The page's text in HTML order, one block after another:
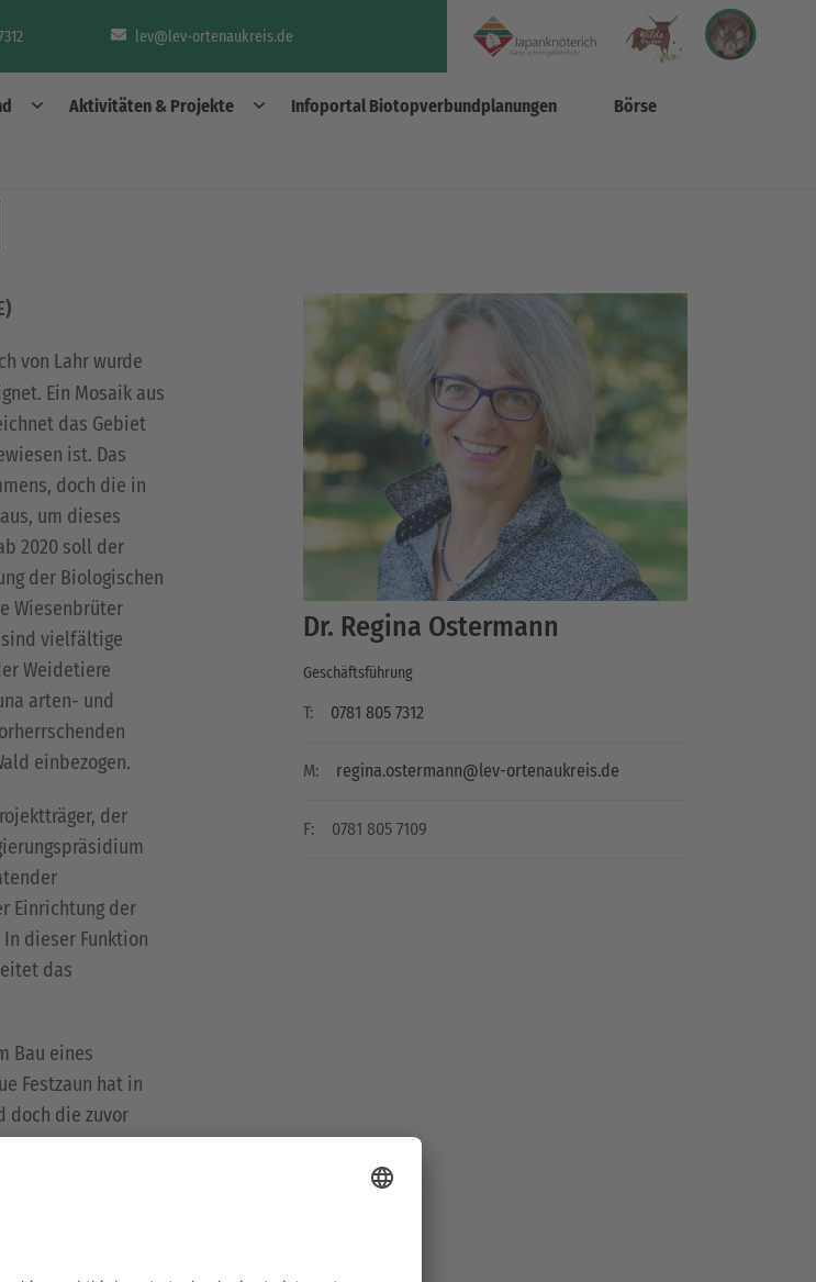
lev@lev-ortenaukreis.de
Aktivitäten & Projekte Infoportal Biotopverbundplanungen Börse
von Lahr wurde
Ein Mosaik aus
das Gebiet
ist. Das
doch die in
um dieses
2020 soll der
der Biologischen
Wiesenbrüter
sind vielfältige
Weidetiere
arten- und
einbezogen.
der
Einrichtung der
dieser Funktion
das
Bau eines
Festzaun hat in
doch die zuvor
Vor allem eine
beklagt. Das
acht Koppeln sind
Langenhard
bewirkten
Dr. Regina Ostermann
Geschäftsführung
T: 0781 805 7312
M: regina.ostermann@lev-ortenaukreis.de
F: 0781 805 7109